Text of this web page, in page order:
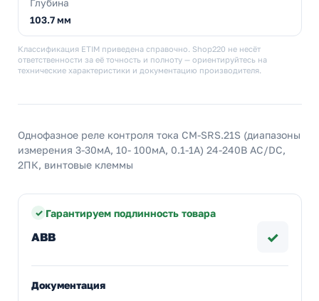
Глубина
103.7 мм
Классификация ETIM приведена справочно. Shop220 не несёт
ответственности за её точность и полноту — ориентируйтесь на
технические характеристики и документацию производителя.
Однофазное реле контроля тока CM-SRS.21S (диапазоны
измерения 3-30мА, 10- 100мA, 0.1-1A) 24-240В AC/DC,
2ПК, винтовые клеммы
Гарантируем подлинность товара
ABB ✓
Документация